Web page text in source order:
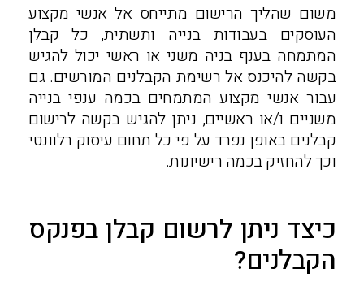
משום שהליך הרישום מתייחס אל אנשי מקצוע
העוסקים בעבודות בנייה ותשתית, כל קבלן
המתמחה בענף בניה משני או ראשי יכול להגיש
בקשה להיכנס אל רשימת הקבלנים המורשים. גם
עבור אנשי מקצוע המתמחים בכמה ענפי בנייה
משניים ו/או ראשיים, ניתן להגיש בקשה לרישום
קבלנים באופן נפרד על פי כל תחום עיסוק רלוונטי
וכך להחזיק בכמה רישיונות.
כיצד ניתן לרשום קבלן בפנקס
הקבלנים?